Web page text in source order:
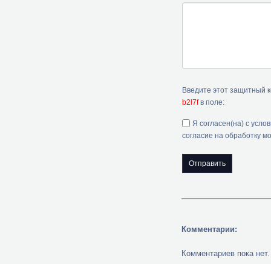
Введите этот защитный
b2l7fв поле:
Я согласен(на) с
согласие на обработку
Комментарии:
Комментариев пока нет.